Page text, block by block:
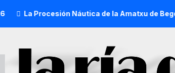
Náutica de la Amatxu de Begoña